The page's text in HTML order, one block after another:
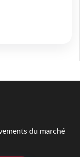
du marché